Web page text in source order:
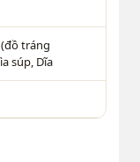
(đồ tráng
súp, Dĩa